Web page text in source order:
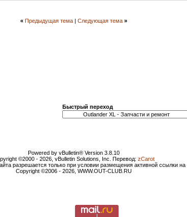
« Предыдущая тема| Следующая тема »
Быстрый переход
Powered by vBulletin® Version 3.8.10
©2000 - 2026, vBulletin Solutions, Inc. Перевод: zCarot
разрешается только при условии размещения активной ссылки
Copyright ©2006 - 2026, WWW.OUT-CLUB.RU